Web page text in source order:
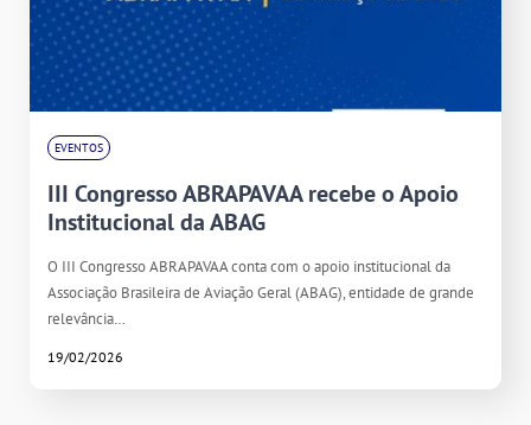
EVENTOS
III Congresso ABRAPAVAA recebe o Apoio
Institucional da ABAG
O III Congresso ABRAPAVAA conta com o apoio institucional da
Associação Brasileira de Aviação Geral (ABAG), entidade de grande
relevância…
19/02/2026